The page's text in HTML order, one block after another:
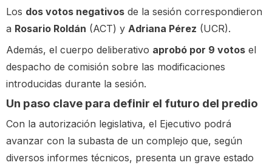
Los dos votos negativos de la sesión correspondieron
a Rosario Roldán (ACT) y Adriana Pérez (UCR).
Además, el cuerpo deliberativo aprobó por 9 votos el
despacho de comisión sobre las modificaciones
introducidas durante la sesión.
Un paso clave para definir el futuro del predio
Con la autorización legislativa, el Ejecutivo podrá
avanzar con la subasta de un complejo que, según
diversos informes técnicos, presenta un grave estado